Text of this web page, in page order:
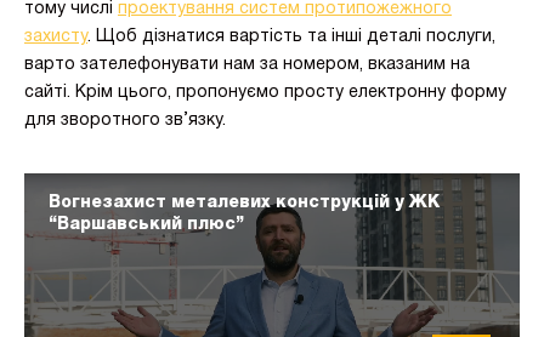
тому числі проектування систем протипожежного
захисту. Щоб дізнатися вартість та інші деталі послуги,
варто зателефонувати нам за номером, вказаним на
сайті. Крім цього, пропонуємо просту електронну форму
для зворотного зв’язку.
Вогнезахист металевих конструкцій у ЖК
“Варшавський плюс”